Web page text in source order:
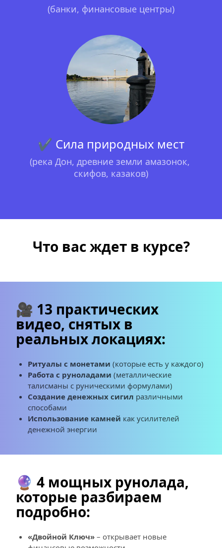
(банки, финансовые центры)
✔ Сила природных мест
(река Дон, древние земли амазонок,
скифов, казаков)
Что вас ждет в курсе?
🎥 13 практических
видео, снятых в
реальных локациях:
Ритуалы с монетами (которые есть у каждого)
Работа с руноладами (металлические
талисманы с руническими формулами)
Создание денежных сигил различными
способами
Использование камней как усилителей
денежной энергии
🔮 4 мощных рунолада,
которые разбираем
подробно:
«Двойной Ключ» – открывает новые